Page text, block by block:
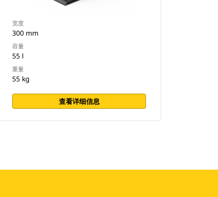
宽度
300 mm
容量
55 l
重量
55 kg
查看详细信息